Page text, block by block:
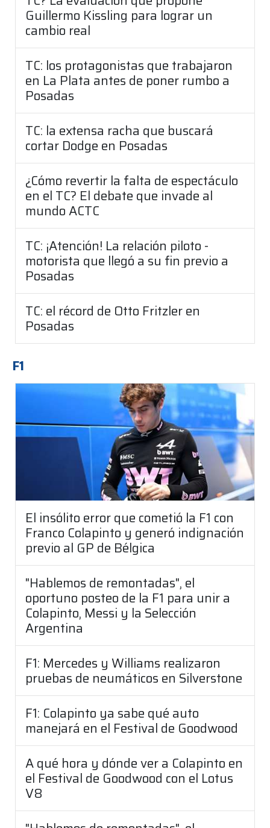
Guillermo Kissling para lograr un
cambio real
TC: los protagonistas que trabajaron
en La Plata antes de poner rumbo a
Posadas
TC: la extensa racha que buscará
cortar Dodge en Posadas
¿Cómo revertir la falta de espectáculo
en el TC? El debate que invade al
mundo ACTC
TC: ¡Atención! La relación piloto -
motorista que llegó a su fin previo a
Posadas
TC: el récord de Otto Fritzler en
Posadas
F1
El insólito error que cometió la F1 con
Franco Colapinto y generó indignación
previo al GP de Bélgica
"Hablemos de remontadas", el
oportuno posteo de la F1 para unir a
Colapinto, Messi y la Selección
Argentina
F1: Mercedes y Williams realizaron
pruebas de neumáticos en Silverstone
F1: Colapinto ya sabe qué auto
manejará en el Festival de Goodwood
A qué hora y dónde ver a Colapinto en
el Festival de Goodwood con el Lotus
V8